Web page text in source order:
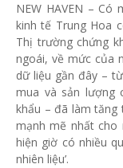
NEW HAVEN –
kinh tế Trung Hoa
Thị trường chứng
ngoái, về mức của
dữ liệu gần đây –
mua và sản lượng
khẩu – đã làm
mạnh mẽ nhất cho
hiện giờ có nhiều
nhiên liệu’.